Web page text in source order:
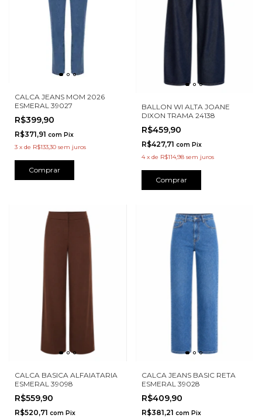
CALCA JEANS MOM 2026
ESMERAL 39027
R$399,90
R$371,91 com Pix
3 x de R$133,30 sem juros
Comprar
BALLON WI ALTA JOANE
DIXON TRAMA 24138
R$459,90
R$427,71 com Pix
4 x de R$114,98 sem juros
Comprar
CALCA BASICA ALFAIATARIA
ESMERAL 39098
R$559,90
R$520,71 com Pix
CALCA JEANS BASIC RETA
ESMERAL 39028
R$409,90
R$381,21 com Pix